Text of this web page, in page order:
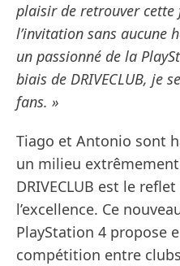
plaisir de retrouver cette
l’invitation sans aucune
un passionné de la
biais de DRIVECLUB, je
fans. »
Tiago et Antonio sont
un milieu
DRIVECLUB est le
l’excellence. Ce
PlayStation 4 propose
compétition entre